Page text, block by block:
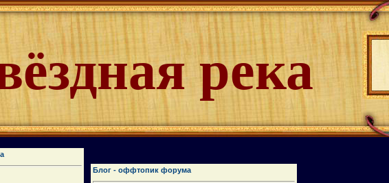
река
Блог - оффтопик форума